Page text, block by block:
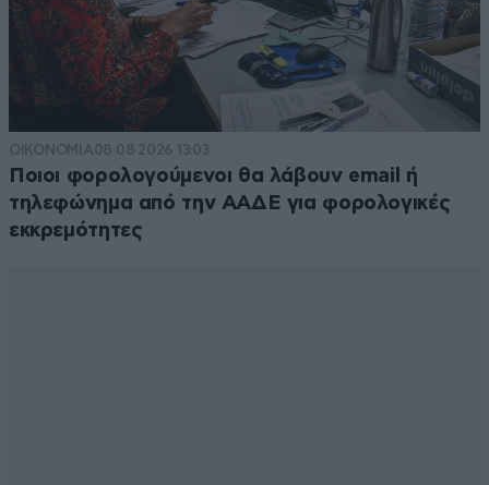
ΟΙΚΟΝΟΜΙΑ08·08·2026 13:03
Ποιοι φορολογούμενοι θα λάβουν email ή
τηλεφώνημα από την ΑΑΔΕ για φορολογικές
εκκρεμότητες